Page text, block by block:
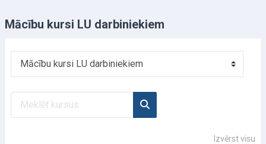
Mācību kursi LU darbiniekiem
Kursu kategorijas
Meklēt kursus
Izvērst visu